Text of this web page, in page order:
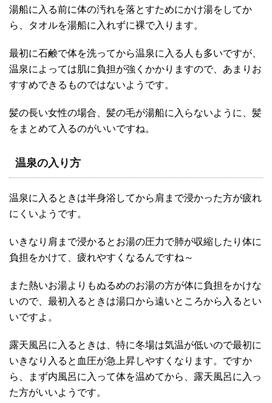
湯船に入る前に体の汚れを落とすためにかけ湯をしてか
ら、タオルを湯船に入れずに裸で入ります。
最初に石鹸で体を洗ってから温泉に入る人も多いですが、
温泉によっては肌に負担が強くかかりますので、あまりお
すすめできるものではないようです。
髪の長い女性の場合、髪の毛が湯船に入らないように、髪
をまとめて入るのがいいですね。
温泉の入り方
温泉に入るときは半身浴してから肩まで浸かった方が疲れ
にくいようです。
いきなり肩まで浸かるとお湯の圧力で肺が収縮したり体に
負担をかけて、疲れやすくなるんですね～
また熱いお湯よりもぬるめのお湯の方が体に負担をかけな
いので、最初入るときは湯口から遠いところから入るとい
いですよ。
露天風呂に入るときは、特に冬場は気温が低いので最初に
いきなり入ると血圧が急上昇しやすくなります。ですか
ら、まず内風呂に入って体を温めてから、露天風呂に入っ
た方がいいようです。